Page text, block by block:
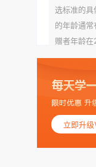
选标准的
的年龄通
赠者年龄
女性的卵子
库的具体
指数（BMI
范围内，以
的BMI可能
症和妊娠并
规律的月经
立即升级